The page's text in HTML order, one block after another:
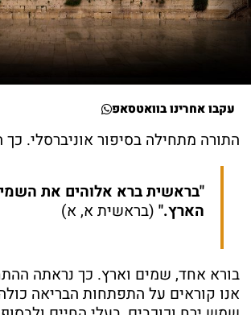
עקבו אחרינו בוואטסאפ
התורה מתחילה בסיפור אוניברסלי.
"בראשית ברא אלוהים את
הארץ." (בראשית א, א)
בורא אחד, שמים וארץ. כך נראתה
אנו קוראים על התפתחות הבריאה